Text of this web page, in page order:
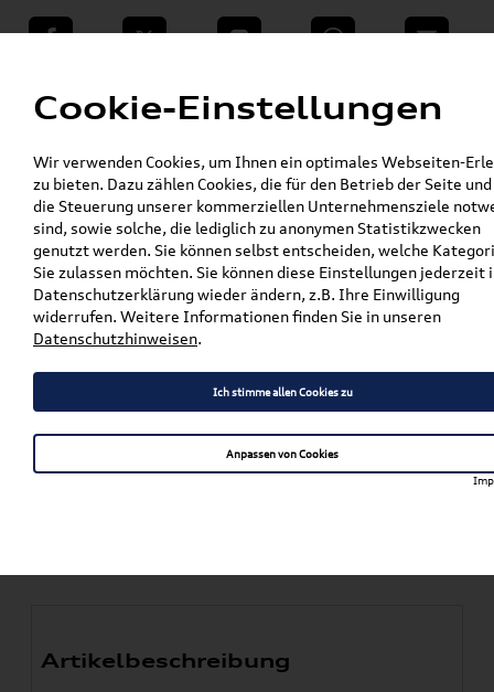
teilen Twitter Instagram WhatsApp E-Mail
VW Shop - VW Originalteile und Zubehör »
VW Zubehör » Komfort & Schutz »
Gepäckraumeinlagen » T-Roc »
Original VW T-Roc (A1) Gepäckraumeinlage /
Kofferraumwanne für Fahrzeuge mit variablen
Ladeboden 2GA061160
Original VW T-Roc (A1)
Gepäckraumeinlage /
Kofferraumwanne für
Fahrzeuge mit variablen
Ladeboden 2GA061160
Artikelbeschreibung
Cookie-Einstellungen
Wir verwenden Cookies, um Ihnen ein optimales Webseiten-
zu bieten. Dazu zählen Cookies, die für den Betrieb der Seite
die Steuerung unserer kommerziellen Unternehmensziele
sind, sowie solche, die lediglich zu anonymen Statistikzwecken
genutzt werden. Sie können selbst entscheiden, welche
Sie zulassen möchten. Sie können diese Einstellungen jederzeit
Datenschutzerklärung wieder ändern, z.B. Ihre Einwilligung
widerrufen. Weitere Informationen finden Sie in unseren
Datenschutzhinweisen.
Ich stimme allen Cookies zu
Anpassen von Cookies